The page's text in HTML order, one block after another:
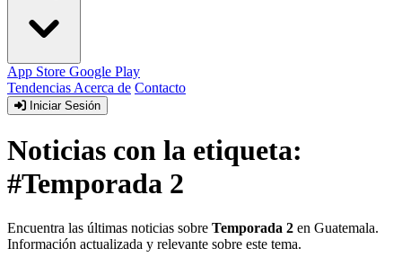
App Store Google Play
Tendencias Acerca de Contacto
Iniciar Sesión
Noticias con la etiqueta:
#Temporada 2
Encuentra las últimas noticias sobre Temporada 2 en Guatemala.
Información actualizada y relevante sobre este tema.